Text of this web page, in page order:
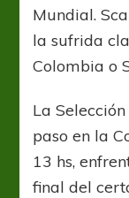
Mundial.
la sufrida
Colombia o
La
paso en la
13 hs,
final del